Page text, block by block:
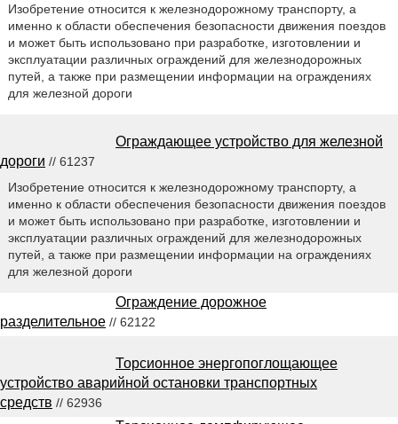
Изобретение относится к железнодорожному транспорту, а
именно к области обеспечения безопасности движения поездов
и может быть использовано при разработке, изготовлении и
эксплуатации различных ограждений для железнодорожных
путей, а также при размещении информации на ограждениях
для железной дороги
Ограждающее устройство для железной
дороги // 61237
Изобретение относится к железнодорожному транспорту, а
именно к области обеспечения безопасности движения поездов
и может быть использовано при разработке, изготовлении и
эксплуатации различных ограждений для железнодорожных
путей, а также при размещении информации на ограждениях
для железной дороги
Ограждение дорожное
разделительное // 62122
Торсионное энергопоглощающее
устройство аварийной остановки транспортных
средств // 62936